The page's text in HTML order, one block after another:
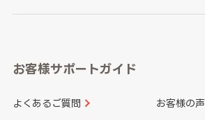
愛知県
和歌山県
山口県
香川県 愛媛県
長崎県
大分県 宮崎県
お客様サポートガイド
よくあるご質問 お客様の声